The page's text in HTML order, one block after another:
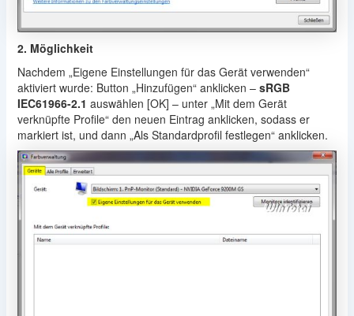
2. Möglichkeit
Nachdem „Eigene Einstellungen für das Gerät verwenden“
aktiviert wurde: Button „Hinzufügen“ anklicken – sRGB
IEC61966-2.1 auswählen [OK] – unter „Mit dem Gerät
verknüpfte Profile“ den neuen Eintrag anklicken, sodass er
markiert ist, und dann „Als Standardprofil festlegen“ anklicken.